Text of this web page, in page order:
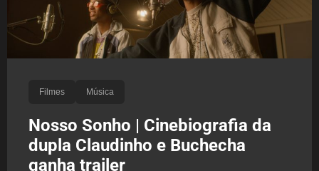
Filmes Música
Nosso Sonho | Cinebiografia da
dupla Claudinho e Buchecha
ganha trailer